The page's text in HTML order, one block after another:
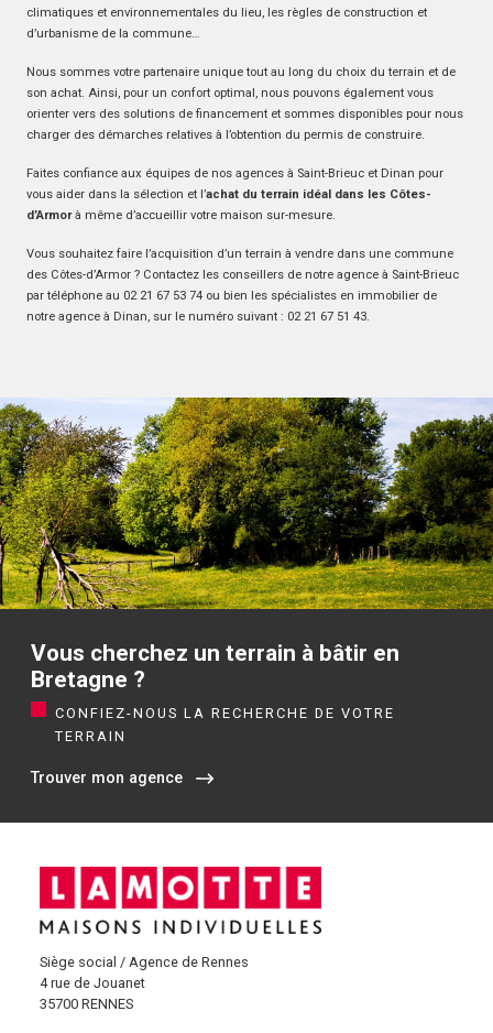
climatiques et environnementales du lieu, les règles de construction et
d’urbanisme de la commune…
Nous sommes votre partenaire unique tout au long du choix du terrain et de
son achat. Ainsi, pour un confort optimal, nous pouvons également vous
orienter vers des solutions de financement et sommes disponibles pour nous
charger des démarches relatives à l’obtention du permis de construire.
Faites confiance aux équipes de nos agences à Saint-Brieuc et Dinan pour
vous aider dans la sélection et l’achat du terrain idéal dans les Côtes-
d’Armorà même d’accueillir votre maison sur-mesure.
Vous souhaitez faire l’acquisition d’un terrain à vendre dans une commune
des Côtes-d’Armor ? Contactez les conseillers de notre agence à Saint-Brieuc
par téléphone au 02 21 67 53 74 ou bien les spécialistes en immobilier de
notre agence à Dinan, sur le numéro suivant : 02 21 67 51 43.
Vous cherchez un terrain à bâtir en
Bretagne ?
CONFIEZ-NOUS LA RECHERCHE DE VOTRE
TERRAIN
Trouver mon agence
Siège social / Agence de Rennes
4 rue de Jouanet
35700 RENNES